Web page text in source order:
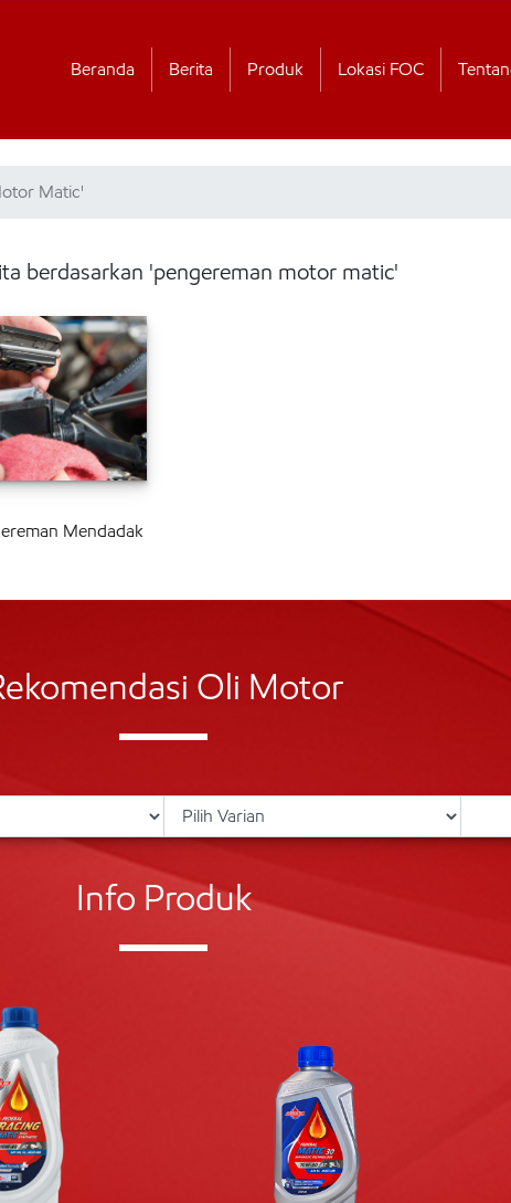
Beranda Berita Produk Lokasi FOC
Matic'
berdasarkan 'pengereman motor matic'
Mendadak
Oli Motor
Info Produk